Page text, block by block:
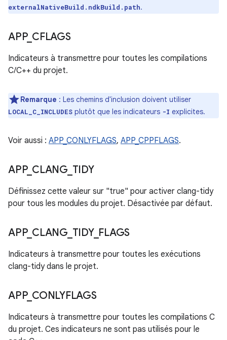
externalNativeBuild.ndkBuild.path.
APP_ CFLAGS
Indicateurs à transmettre pour toutes les compilations
C/C++ du projet.
Remarque : Les chemins d'inclusion doivent utiliser
LOCAL_C_INCLUDES plutôt que les indicateurs -I explicites.
Voir aussi : APP_CONLYFLAGS, APP_CPPFLAGS.
APP_ CLANG_ TIDY
Définissez cette valeur sur "true" pour activer clang-tidy
pour tous les modules du projet. Désactivée par défaut.
APP_ CLANG_ TIDY_ FLAGS
Indicateurs à transmettre pour toutes les exécutions
clang-tidy dans le projet.
APP_ CONLYFLAGS
Indicateurs à transmettre pour toutes les compilations C
du projet. Ces indicateurs ne sont pas utilisés pour le